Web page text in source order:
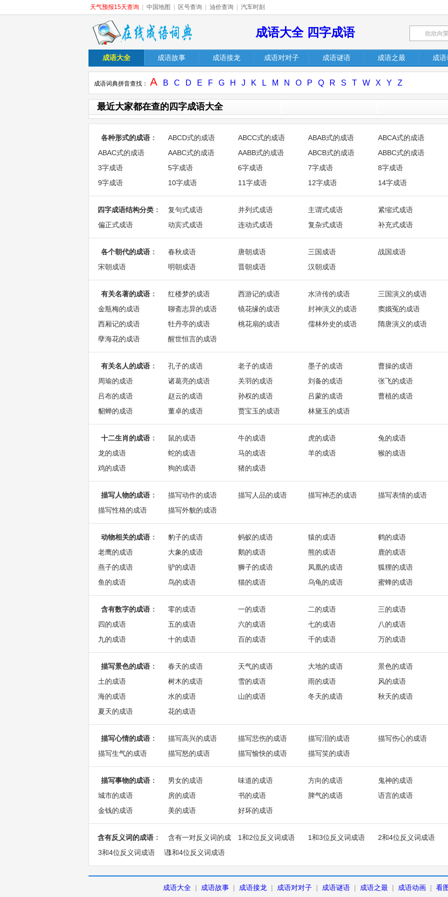
天气预报15天查询 中国地图 区号查询 油价查询 汽车时刻
成语大全 四字成语
成语大全 成语故事 成语接龙 成语对对子 成语谜语 成语之最 成
成语词典拼音查找： A B C D E F G H J K L M N O P Q R S T W X Y Z
最近大家都在查的四字成语大全
各种形式的成语 ： ABCD式的成语 ABCC式的成语 ABAB式的成语
ABCA式的成语
ABAC式的成语
AABC式的成语 AABB式的成语 ABCB式的成语
ABBC式的成语
3字成语
5字成语 6字成语 7字成语
8字成语
9字成语
10字成语 11字成语 12字成语 14字成语
四字成语结构分类 ： 复句式成语 并列式成语 主谓式成语
紧缩式成语
偏正式成语
动宾式成语 连动式成语 复杂式成语 补充式成语
各个朝代的成语 ： 春秋成语 唐朝成语 三国成语
战国成语
宋朝成语
明朝成语 晋朝成语 汉朝成语
有关名著的成语 ： 红楼梦的成语 西游记的成语 水浒传的成语
三国演义的成语
金瓶梅的成语
聊斋志异的成语 镜花缘的成语 封神演义的成语
窦娥冤的成语
西厢记的成语
牡丹亭的成语 桃花扇的成语 儒林外史的成语
隋唐演义的成语
孽海花的成语
醒世恒言的成语
有关名人的成语 ： 孔子的成语 老子的成语 墨子的成语
曹操的成语
周瑜的成语
诸葛亮的成语 关羽的成语 刘备的成语
张飞的成语
吕布的成语
赵云的成语 孙权的成语 吕蒙的成语
曹植的成语
貂蝉的成语
董卓的成语 贾宝玉的成语 林黛玉的成语
十二生肖的成语 ： 鼠的成语 牛的成语 虎的成语
兔的成语
龙的成语
蛇的成语 马的成语 羊的成语
猴的成语
鸡的成语
狗的成语 猪的成语
描写人物的成语 ： 描写动作的成语 描写人品的成语 描写神态的成语
描写表情的成语
描写性格的成语
描写外貌的成语
动物相关的成语 ： 豹子的成语 蚂蚁的成语 猿的成语
鹤的成语
老鹰的成语
大象的成语 鹅的成语 熊的成语
鹿的成语
燕子的成语
驴的成语 狮子的成语 凤凰的成语
狐狸的成语
鱼的成语
鸟的成语 猫的成语 乌龟的成语 蜜蜂的成语
含有数字的成语 ： 零的成语 一的成语 二的成语
三的成语
四的成语
五的成语 六的成语 七的成语
八的成语
九的成语
十的成语 百的成语 千的成语 万的成语
描写景色的成语 ： 春天的成语 天气的成语 大地的成语
景色的成语
土的成语
树木的成语 雪的成语 雨的成语
风的成语
海的成语
水的成语 山的成语 冬天的成语
秋天的成语
夏天的成语
花的成语
描写心情的成语 ： 描写高兴的成语 描写悲伤的成语 描写泪的成语
描写伤心的成语
描写生气的成语
描写怒的成语 描写愉快的成语 描写笑的成语
描写事物的成语 ： 男女的成语 味道的成语 方向的成语
鬼神的成语
城市的成语
房的成语 书的成语 脾气的成语
语言的成语
金钱的成语
美的成语 好坏的成语
含有反义词的成语 ：
含有一对反义词的成
语
1和2位反义词成语 1和3位反义词成语
2和4位反义词成语
3和4位反义词成语
1和4位反义词成语
成语大全 | 成语故事 | 成语接龙 | 成语对对子 | 成语谜语 | 成语之最 | 成语动画 | 看